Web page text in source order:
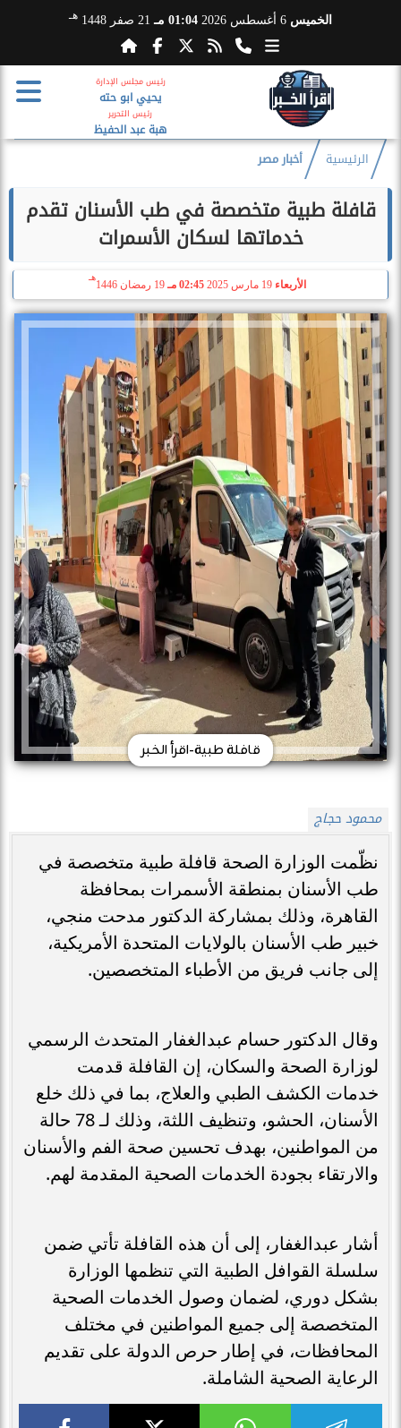
الخميس 01:04 مـ 21 صفر 1448 هـ
رئيس مجلس الإدارة
يحيي ابو حته
رئيس التحرير
هبة عبد الحفيظ
الرئيسية أخبار مصر
قافلة طبية متخصصة في طب الأسنان تقدم
خدماتها لسكان الأسمرات
الأربعاء 19 مارس 2025 02:45 مـ 19 رمضان 1446
هـ
قافلة طبية-اقرأ الخبر
محمود حجاج
نظّمت الوزارة الصحة قافلة طبية متخصصة في
طب الأسنان بمنطقة الأسمرات بمحافظة
القاهرة، وذلك بمشاركة الدكتور مدحت منجي،
خبير طب الأسنان بالولايات المتحدة الأمريكية،
إلى جانب فريق من الأطباء المتخصصين.
وقال الدكتور حسام عبدالغفار المتحدث الرسمي
لوزارة الصحة والسكان، إن القافلة قدمت
خدمات الكشف الطبي والعلاج، بما في ذلك خلع
الأسنان، الحشو، وتنظيف اللثة، وذلك لـ 78 حالة
من المواطنين، بهدف تحسين صحة الفم والأسنان
والارتقاء بجودة الخدمات الصحية المقدمة لهم.
أشار عبدالغفار، إلى أن هذه القافلة تأتي ضمن
سلسلة القوافل الطبية التي تنظمها الوزارة
بشكل دوري، لضمان وصول الخدمات الصحية
المتخصصة إلى جميع المواطنين في مختلف
المحافظات، في إطار حرص الدولة على تقديم
الرعاية الصحية الشاملة.